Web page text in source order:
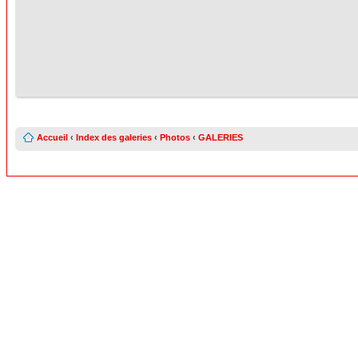
Accueil ‹ Index des galeries ‹ Photos ‹ GALERIES